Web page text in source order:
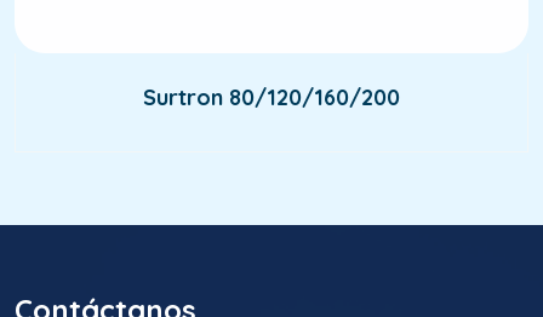
Surtron 80/120/160/200
Contáctanos